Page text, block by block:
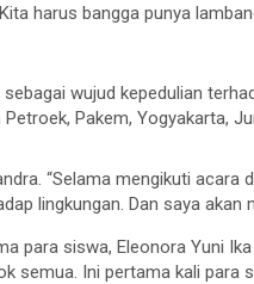
harus bangga punya
wujud kepedulian
Pakem, Yogyakarta,
“Selama mengikuti acara
lingkungan. Dan saya akan
para siswa, Eleonora Yuni
semua. Ini pertama kali para